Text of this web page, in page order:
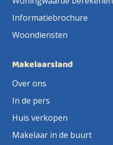
Informatiebrochure
Woondiensten
Makelaarsland
Over ons
In de pers
Huis verkopen
Makelaar in de buurt